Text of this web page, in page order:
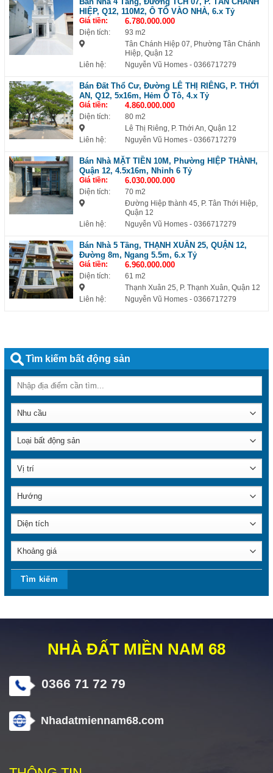
HIỆP, Q12, 110M2, Ô TÔ VÀO NHÀ, 6.x Tỷ
Giá tiền: 6.780.000.000
Diện tích:
93 m2
Tân Chánh Hiệp 07, Phường Tân Chánh
Hiệp, Quận 12
Liên hệ:
Nguyễn Vũ Homes - 0366717279
Bán Đất Thổ Cư, Đường LÊ THỊ RIÊNG, P. THỚI
AN, Q12, 5x16m, Hẻm Ô Tô, 4.x Tỷ
Giá tiền: 4.860.000.000
Diện tích:
80 m2
Lê Thị Riêng, P. Thới An, Quận 12
Liên hệ:
Nguyễn Vũ Homes - 0366717279
Bán Nhà MẶT TIỀN 10M, Phường HIỆP THÀNH,
Quận 12, 4.5x16m, Nhỉnh 6 Tỷ
Giá tiền: 6.030.000.000
Diện tích:
70 m2
Đường Hiệp thành 45, P. Tân Thới Hiệp,
Quận 12
Liên hệ:
Nguyễn Vũ Homes - 0366717279
Bán Nhà 5 Tầng, THẠNH XUÂN 25, QUẬN 12,
Đường 8m, Ngang 5.5m, 6.x Tỷ
Giá tiền: 6.960.000.000
Diện tích:
61 m2
Thạnh Xuân 25, P. Thạnh Xuân, Quận 12
Liên hệ:
Nguyễn Vũ Homes - 0366717279
Tìm kiếm bất động sản
NHÀ ĐẤT MIỀN NAM 68
0366 71 72 79
Nhadatmiennam68.com